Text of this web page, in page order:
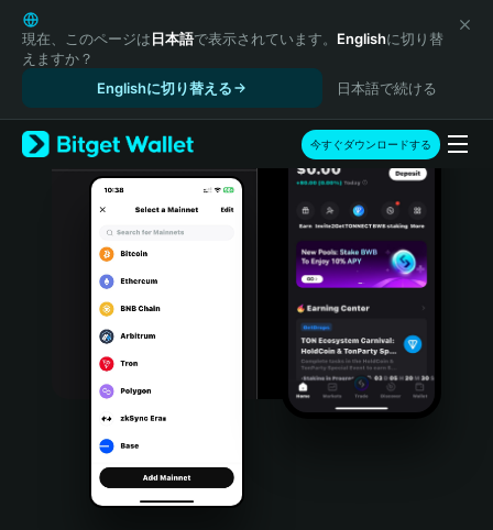
English
日本語
Tiếng Việt
Español (Latinoamérica)
Türkçe
Italiano
Português (Portugal)
Bahasa Indonesia
Português (Brasil)
Español (Argentina)
現在、このページは日本語で表示されています。 Englishに切り替
えますか？
Englishに切り替える
日本語で続ける
今すぐダウンロードする